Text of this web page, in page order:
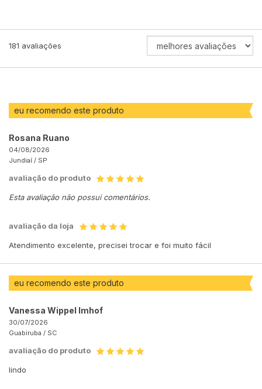
181 avaliações
ORDENAR
eu recomendo este produto
Rosana Ruano
04/08/2026
Jundiaí / SP
avaliação do produto
Esta avaliação não possui comentários.
avaliação da loja
Atendimento excelente, precisei trocar e foi muito fácil
eu recomendo este produto
Vanessa Wippel Imhof
30/07/2026
Guabiruba / SC
avaliação do produto
lindo